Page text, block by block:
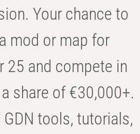
Your chance to
mod or map for
25 and compete in
share of €30,000+.
tools, tutorials,